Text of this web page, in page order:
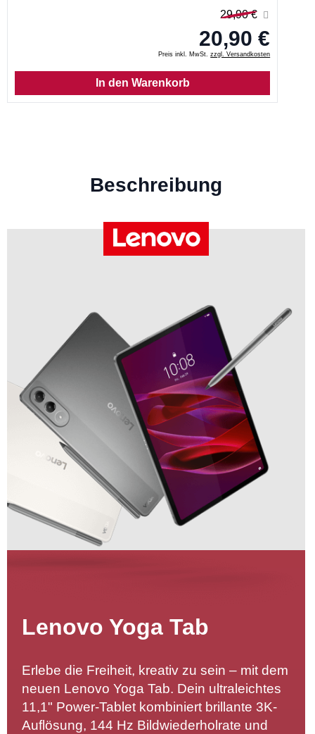
29,90 €
20,90 €
Preis inkl. MwSt.zzgl. Versandkosten
In den Warenkorb
Beschreibung
Lenovo Yoga Tab
Erlebe die Freiheit, kreativ zu sein – mit dem
neuen Lenovo Yoga Tab. Dein ultraleichtes
11,1" Power-Tablet kombiniert brillante 3K-
Auflösung, 144 Hz Bildwiederholrate und